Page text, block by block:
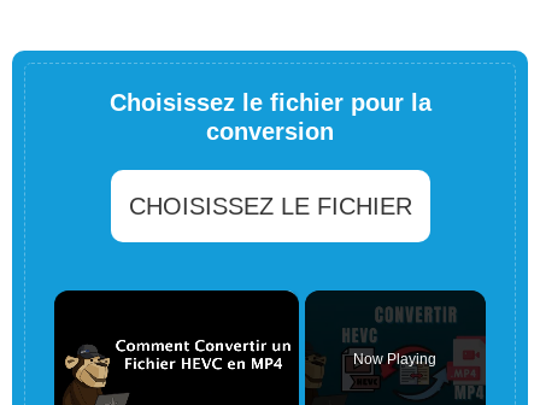
Choisissez le fichier pour la
conversion
CHOISISSEZ LE FICHIER
×
Now Playing